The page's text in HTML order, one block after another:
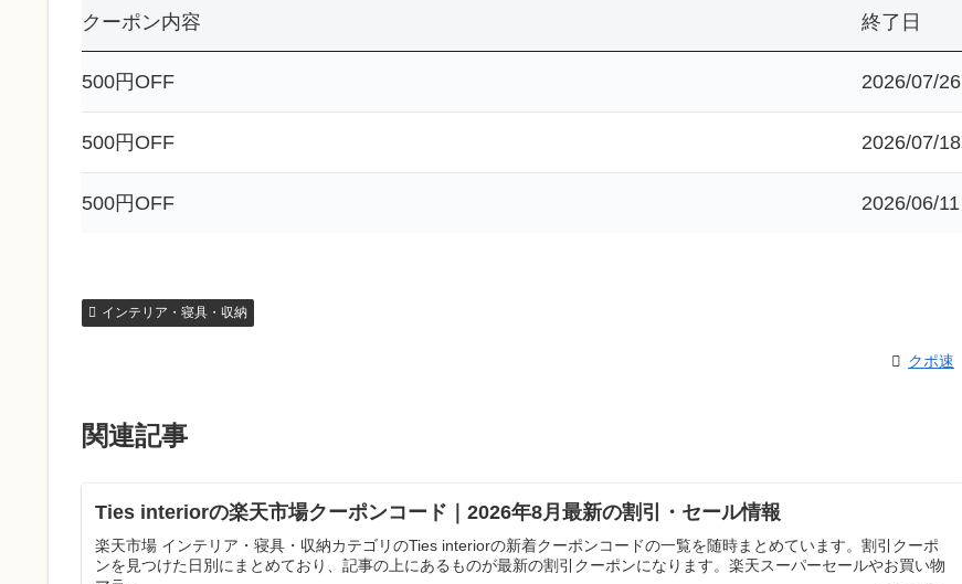
クーポン内容 終了日
500円OFF 2026/07/26
500円OFF 2026/07/18
500円OFF 2026/06/11
インテリア・寝具・収納
クポ速
関連記事
Ties interiorの楽天市場クーポンコード｜2026年8月最新の割引・セール情報
楽天市場 インテリア・寝具・収納カテゴリのTies interiorの新着クーポンコードの一覧を随時まとめています。割引クーポ
ンを見つけた日別にまとめており、記事の上にあるものが最新の割引クーポンになります。楽天スーパーセールやお買い物